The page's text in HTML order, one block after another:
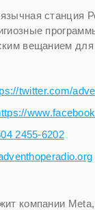
станция
вещанием
twitter.com/
2455-6202
компании